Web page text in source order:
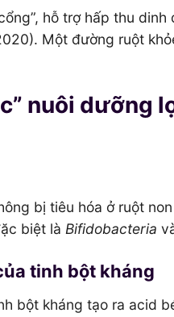
hỗ trợ hấp thu
Một đường ruột
nuôi dưỡng
bị tiêu hóa ở ruột
biệt là Bifidobacteria
tinh bột kháng
bột kháng tạo ra acid